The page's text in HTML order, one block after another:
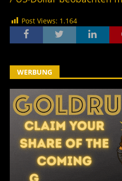
Post Views: 1.164
WERBUNG